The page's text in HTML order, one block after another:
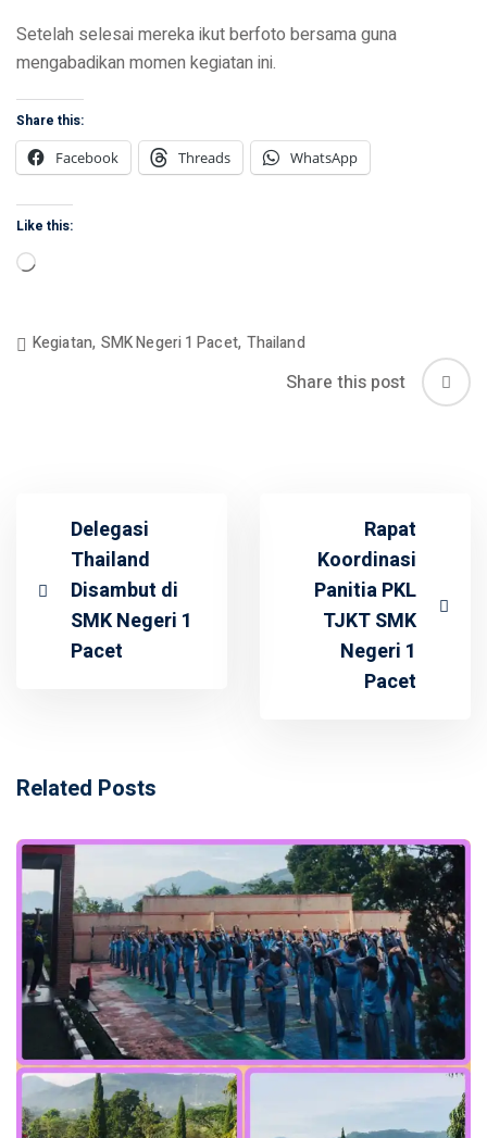
Setelah selesai mereka ikut berfoto bersama guna
mengabadikan momen kegiatan ini.
Share this:
Facebook
Threads WhatsApp
Like this:
Loading…
Kegiatan, SMK Negeri 1 Pacet, Thailand
Share this post
Delegasi
Thailand
Disambut di
SMK Negeri 1
Pacet
Rapat
Koordinasi
Panitia PKL
TJKT SMK
Negeri 1
Pacet
Related Posts